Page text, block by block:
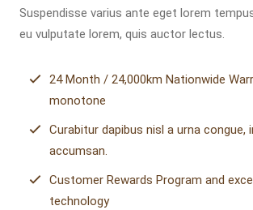
Suspendisse varius ante eget lorem
eu vulputate lorem, quis auctor lectus.
24 Month / 24,000km Nationwide
monotone
Curabitur dapibus nisl a urna congue,
accumsan.
Customer Rewards Program and
technology